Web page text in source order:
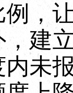
，
建
未